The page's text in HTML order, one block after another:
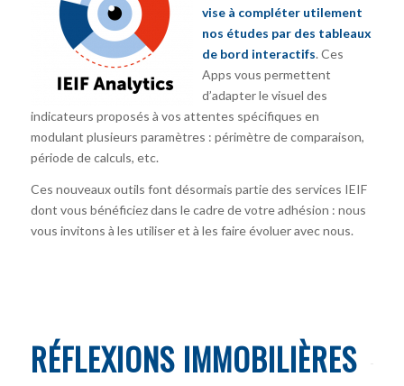
vise à compléter utilement
nos études par des tableaux
de bord interactifs. Ces
Apps vous permettent
d’adapter le visuel des
indicateurs proposés à vos attentes spécifiques en
modulant plusieurs paramètres : périmètre de comparaison,
période de calculs, etc.
Ces nouveaux outils font désormais partie des services IEIF
dont vous bénéficiez dans le cadre de votre adhésion : nous
vous invitons à les utiliser et à les faire évoluer avec nous.
RÉFLEXIONS IMMOBILIÈRES